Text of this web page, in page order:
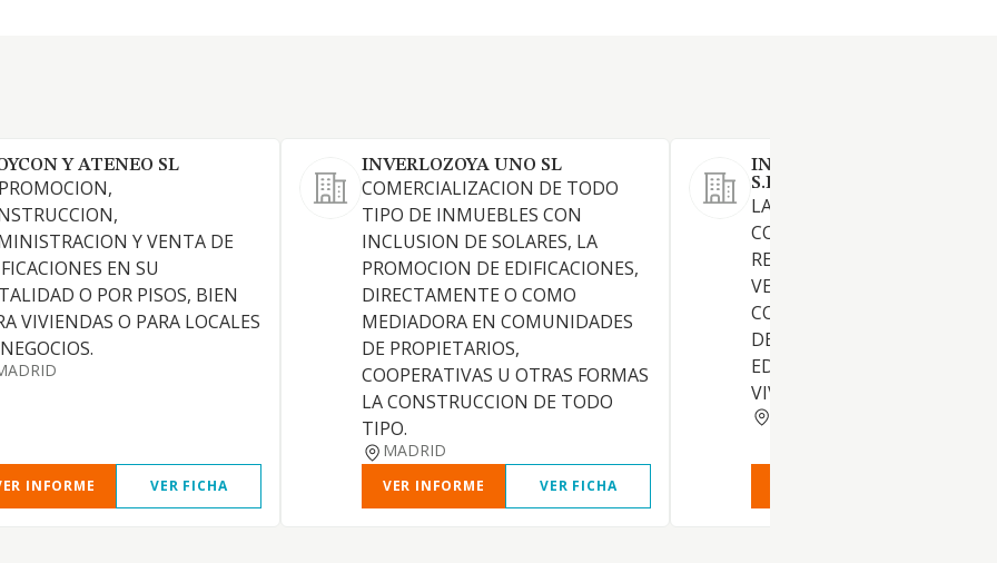
Y ATENEO SL
Y VENTA DE
EN SU
O POR PISOS, BIEN
VIVIENDAS O PARA LOCALES
INFORME VER FICHA
INVERLOZOYA UNO SL
COMERCIALIZACION DE TODO
TIPO DE INMUEBLES CON
INCLUSION DE SOLARES, LA
PROMOCION DE EDIFICACIONES,
DIRECTAMENTE O COMO
MEDIADORA EN COMUNIDADES
DE PROPIETARIOS,
COOPERATIVAS U OTRAS FORMAS
LA CONSTRUCCION DE TODO
TIPO.
MADRID
VER INFORME VER FICHA
INVERSIONES FERRER DEL
S.L.
LA PROMOCION,
CONSTRUCCION,
REHABILITACION,
VENTA, ARRENDAMIENTO,
CONSERVACION Y
DE TODA CLASE DE
EDIFICACIONES
VIVIENDAS, Y OTROS